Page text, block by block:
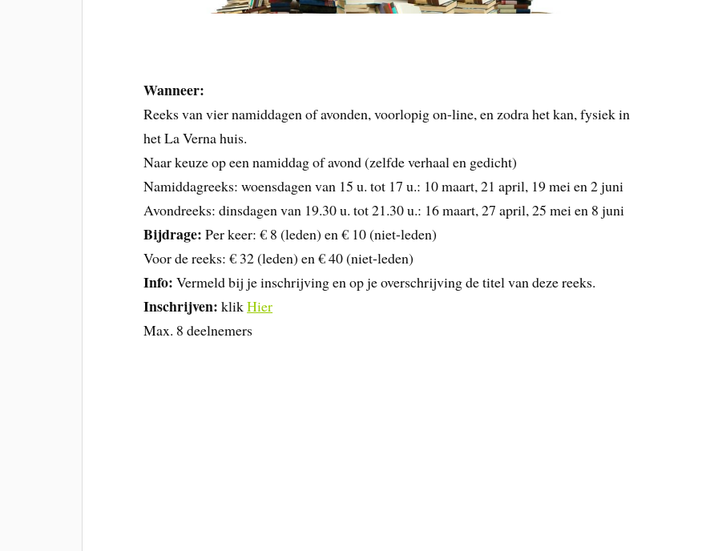
Wanneer:
Reeks van vier namiddagen of avonden, voorlopig on-line, en zodra het kan, fysiek in
het La Verna huis.
Naar keuze op een namiddag of avond (zelfde verhaal en gedicht)
Namiddagreeks: woensdagen van 15 u. tot 17 u.: 10 maart, 21 april, 19 mei en 2 juni
Avondreeks: dinsdagen van 19.30 u. tot 21.30 u.: 16 maart, 27 april, 25 mei en 8 juni
Bijdrage: Per keer: € 8 (leden) en € 10 (niet-leden)
Voor de reeks: € 32 (leden) en € 40 (niet-leden)
Info: Vermeld bij je inschrijving en op je overschrijving de titel van deze reeks.
Inschrijven: klikHier
Max. 8 deelnemers